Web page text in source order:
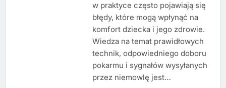
w praktyce często pojawiają się
błędy, które mogą wpłynąć na
komfort dziecka i jego zdrowie.
Wiedza na temat prawidłowych
technik, odpowiedniego doboru
pokarmu i sygnałów wysyłanych
przez niemowlę jest…